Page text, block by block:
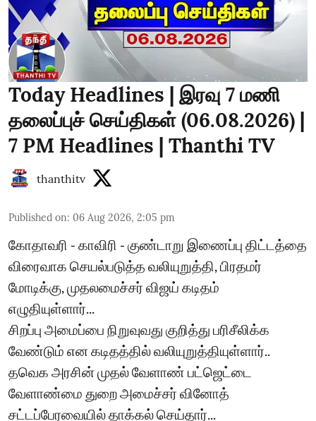
Today Headlines | இரவு 7 மணி
தலைப்புச் செய்திகள் (06.08.2026) |
7 PM Headlines | Thanthi TV
thanthitv
Published on: 06 Aug 2026, 2:05 pm
கோதாவரி - காவிரி - குண்டாறு இணைப்பு திட்டத்தை
விரைவாக செயல்படுத்த வலியுறுத்தி, பிரதமர்
மோடிக்கு, முதலமைச்சர் விஜய் கடிதம்
எழுதியுள்ளார்...
சிறப்பு அமைப்பை நிறுவுவது குறித்து பரிசீலிக்க
வேண்டும் என கடிதத்தில் வலியுறுத்தியுள்ளார்..
தவெக அரசின் முதல் வேளாண் பட்ஜெட்டை
வேளாண்மை துறை அமைச்சர் வினோத்
சட்டப்பேரவையில் தாக்கல் செய்தார்...